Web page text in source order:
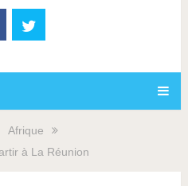
Afrique
à La Réunion